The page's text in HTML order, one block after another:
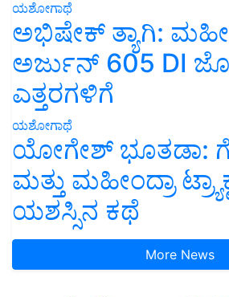
ಯಶೋಗಾಥೆ
ಅಭಿಷೇಕ್ ತ್ಯಾಗಿ:
ಅರ್ಜುನ್ 605 DI
ಎತ್ತರಗಳಿಗೆ
ಯಶೋಗಾಥೆ
ಯೋಗೇಶ್ ಭೂತಡಾ:
ಮತ್ತು ಮಹೀಂದ್ರಾ
ಯಶಸ್ಸಿನ ಕಥೆ
More News